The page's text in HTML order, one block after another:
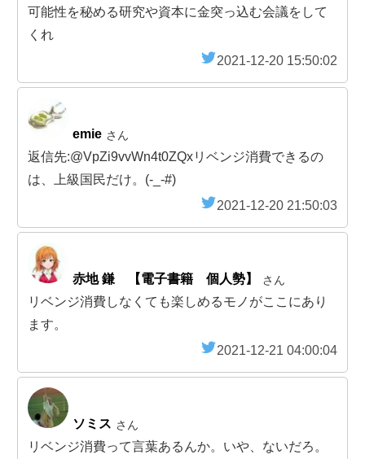
可能性を秘める研究や資本に金突っ込む会議をして
くれ
2021-12-20 15:50:02
emie さん
返信先:@VpZi9vvWn4t0ZQxリベンジ消費できるの
は、上級国民だけ。(-_-#)
2021-12-20 21:50:03
赤地 鎌 【電子書籍 個人勢】 さん
リベンジ消費しなくても楽しめるモノがここにあり
ます。
2021-12-21 04:00:04
ソミス さん
リベンジ消費って言葉あるんか。いや、ないだろ。